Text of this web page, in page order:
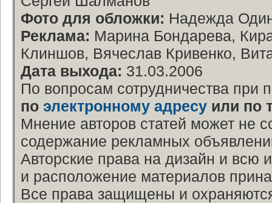
Фото для обложки: Надежда
Реклама: Марина Бондарева,
Клиншов, Вячеслав Кривенко,
Дата выхода: 31.03.2006
По вопросам сотрудничества при
по электронному адресу или по
Мнение авторов статей может не
содержание рекламных
Авторские права на дизайн и
и расположение материалов
Все права защищены и